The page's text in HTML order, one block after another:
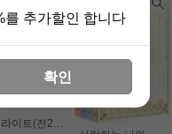
그린라이트(전2권세트) - 이여운
를 추가할인 합니다
확인